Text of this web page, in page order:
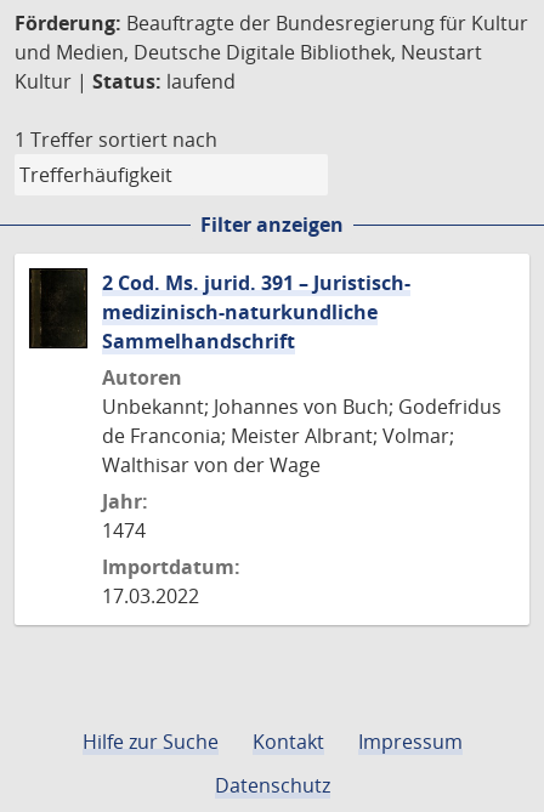
Förderung: Beauftragte der Bundesregierung für Kultur
und Medien, Deutsche Digitale Bibliothek, Neustart
Kultur | Status: laufend
1 Treffer sortiert nach
Filter anzeigen
2 Cod. Ms. jurid. 391 – Juristisch-
medizinisch-naturkundliche
Sammelhandschrift
Autoren
Unbekannt; Johannes von Buch; Godefridus
de Franconia; Meister Albrant; Volmar;
Walthisar von der Wage
Jahr:
1474
Importdatum:
17.03.2022
Hilfe zur Suche Kontakt
Impressum
Datenschutz